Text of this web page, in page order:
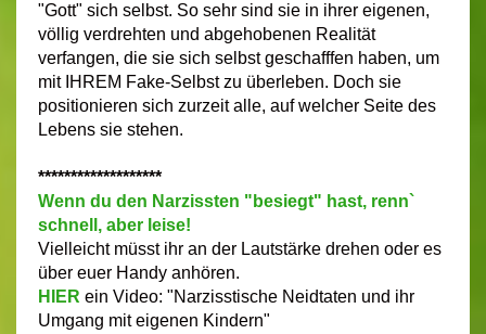
"Gott" sich selbst. So sehr sind sie in ihrer eigenen,
völlig verdrehten und abgehobenen Realität
verfangen, die sie sich selbst geschafffen haben, um
mit IHREM Fake-Selbst zu überleben. Doch sie
positionieren sich zurzeit alle, auf welcher Seite des
Lebens sie stehen.
*******************
Wenn du den Narzissten "besiegt" hast, renn`
schnell, aber leise!
Vielleicht müsst ihr an der Lautstärke drehen oder es
über euer Handy anhören.
HIER ein Video: "Narzisstische Neidtaten und ihr
Umgang mit eigenen Kindern"